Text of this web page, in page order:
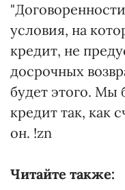
условия, на
кредит, не
досрочных
будет этого. Мы
кредит так, как
он. !zn
Читайте также: